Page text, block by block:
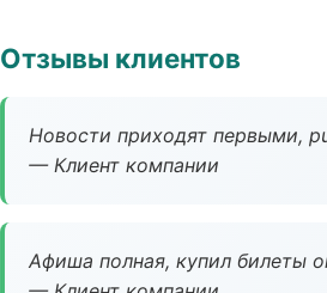
Отзывы клиентов
Новости приходят первыми,
— Клиент компании
Афиша полная, купил билеты